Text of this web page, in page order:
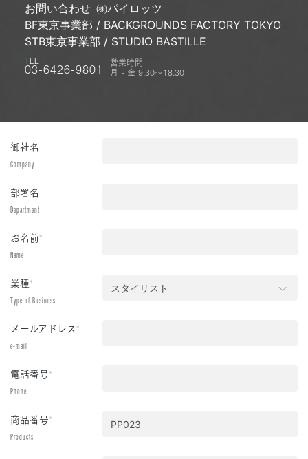
お問い合わせ ㈱パイロッツ
BF東京事業部 / BACKGROUNDS FACTORY TOKYO
STB東京事業部 / STUDIO BASTILLE
TEL
03-6426-9801
営業時間
月 - 金 9:30〜18:30
御社名
Company
部署名
Department
お名前*
Name
業種*
Type of Business
メールアドレス*
e-mail
電話番号*
Phone
商品番号*
Products